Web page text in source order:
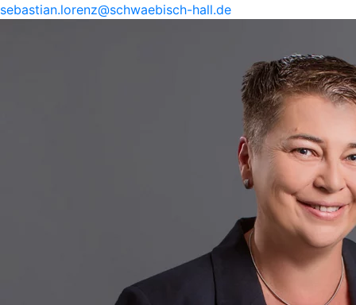
sebastian.lorenz@schwaebisch-hall.de